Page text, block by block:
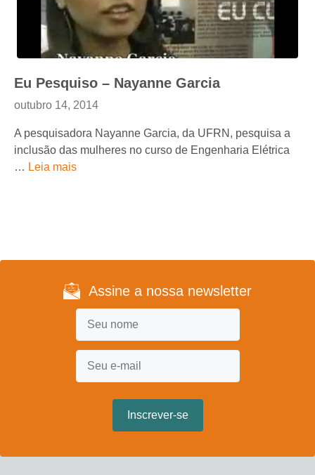
Eu Pesquiso – Nayanne Garcia
outubro 14, 2014
A pesquisadora Nayanne Garcia, da UFRN, pesquisa a
inclusão das mulheres no curso de Engenharia Elétrica
… Leia mais
Assine a nossa newsletter